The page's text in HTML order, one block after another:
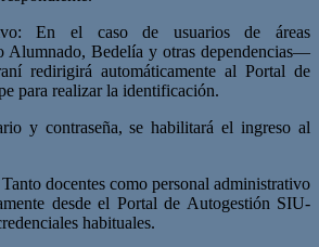
En el caso de usuarios de áreas
Alumnado, Bedelía y otras dependencias—
redirigirá automáticamente al Portal de
para realizar la identificación.
y contraseña, se habilitará el ingreso al
docentes como personal administrativo
desde el Portal de Autogestión SIU-
habituales.